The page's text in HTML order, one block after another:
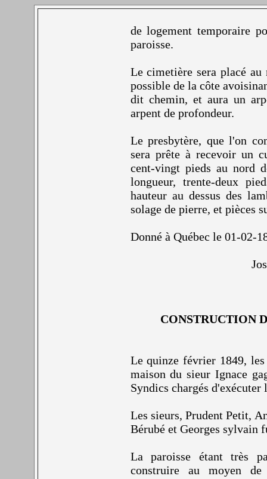
de logement temporaire
paroisse.
Le cimetière sera placé au
possible de la côte
dit chemin, et aura un
arpent de profondeur.
Le presbytère, que l'on
sera prête à recevoir un
cent-vingt pieds au nord
longueur, trente-deux
hauteur au dessus des
solage de pierre, et pièces
Donné à Québec le 01-02-
CONSTRUCTION
Le quinze février 1849, les
maison du sieur Ignace
Syndics chargés d'exécuter
Les sieurs, Prudent Petit,
Bérubé et Georges sylvain
La paroisse étant très
construire au moyen